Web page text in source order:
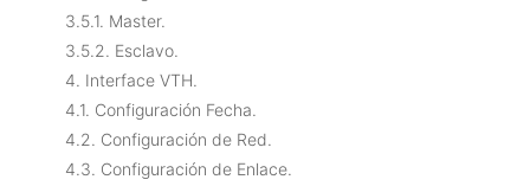
3.5.1. Master.
3.5.2. Esclavo.
4. Interface VTH.
4.1. Configuración Fecha.
4.2. Configuración de Red.
4.3. Configuración de Enlace.